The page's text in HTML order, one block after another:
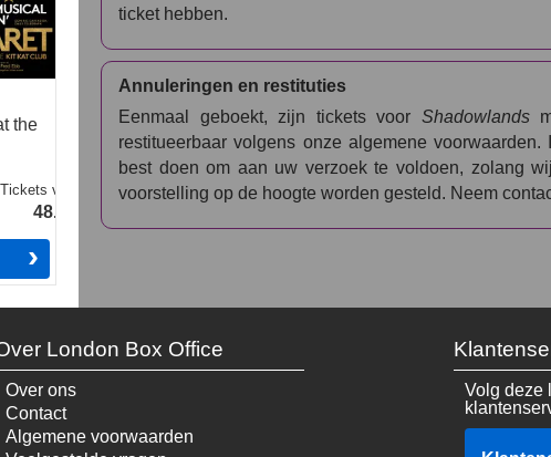
ticket hebben.
Annuleringen en restituties
Eenmaal geboekt, zijn tickets voor Shadowlands
restitueerbaar volgens onze algemene
best doen om aan uw verzoek te voldoen, zolang
voorstelling op de hoogte worden gesteld. Neem
the
Ticketsvanaf
48.49€
London Box Office
Over ons
Contact
Algemene voorwaarden
Volg deze